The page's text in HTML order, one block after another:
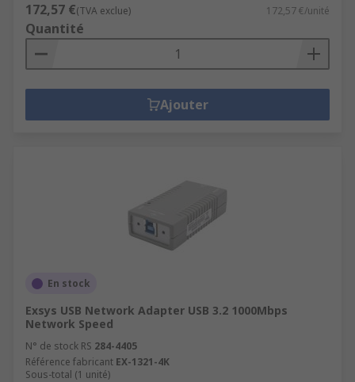
172,57 €(TVA exclue) 172,57 €/unité
Quantité
Ajouter
En stock
Exsys USB Network Adapter USB 3.2 1000Mbps
Network Speed
N° de stock RS 284-4405
Référence fabricant EX-1321-4K
Sous-total (1 unité)